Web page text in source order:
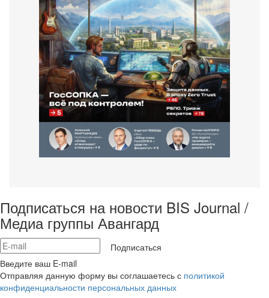
Подписаться на новости BIS Journal /
Медиа группы Авангард
Подписаться
Введите ваш E-mail
Отправляя данную форму вы соглашаетесь с политикой
конфиденциальности персональных данных